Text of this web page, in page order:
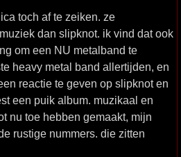
toch af te zeiken. ze
dan slipknot. ik vind dat ook
om een NU metalband te
heavy metal band allertijden, en
reactie te geven op slipknot en
een puik album. muzikaal en
nu toe hebben gemaakt, mijn
rustige nummers. die zitten